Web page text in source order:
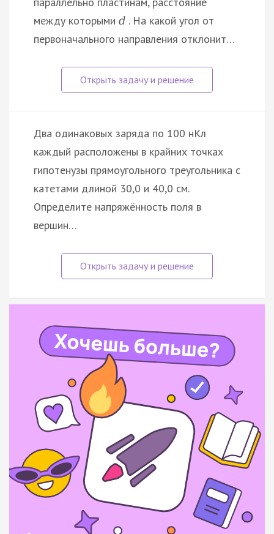
между которыми d . На какой угол от
первоначального направления отклонит…
Два одинаковых заряда по 100 нКл
каждый расположены в крайних точках
гипотенузы прямоугольного треугольника с
катетами длиной 30,0 и 40,0 см.
Определите напряжённость поля в
вершин…